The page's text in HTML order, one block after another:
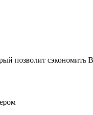
позволит сэкономить